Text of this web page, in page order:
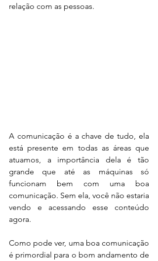
relação com as pessoas.
A comunicação é a chave de tudo, ela
está presente em todas as áreas que
atuamos, a importância dela é tão
grande que até as máquinas só
funcionam bem com uma boa
comunicação. Sem ela, você não estaria
vendo e acessando esse conteúdo
agora.
Como pode ver, uma boa comunicação
é primordial para o bom andamento de